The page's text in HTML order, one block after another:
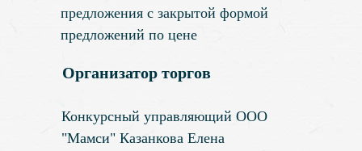
Организатор торгов
Конкурсный управляющий ООО
"Мамси" Казанкова Елена
предложения с закрытой формой
предложений по цене